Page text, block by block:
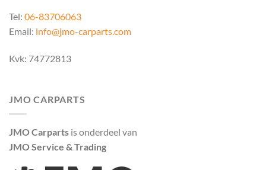
Tel: 06-83706063
Email: info@jmo-carparts.com
Kvk: 74772813
JMO CARPARTS
JMO Carparts is onderdeel van
JMO Service & Trading